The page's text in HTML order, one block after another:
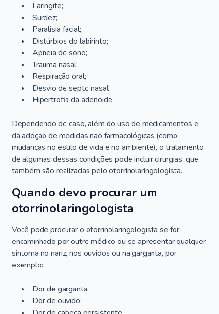
Laringite;
Surdez;
Paralisia facial;
Distúrbios do labirinto;
Apneia do sono;
Trauma nasal;
Respiração oral;
Desvio de septo nasal;
Hipertrofia da adenoide.
Dependendo do caso, além do uso de medicamentos e
da adoção de medidas não farmacológicas (como
mudanças no estilo de vida e no ambiente), o tratamento
de algumas dessas condições pode incluir cirurgias, que
também são realizadas pelo otorrinolaringologista.
Quando devo procurar um
otorrinolaringologista
Você pode procurar o otorrinolaringologista se for
encaminhado por outro médico ou se apresentar qualquer
sintoma no nariz, nos ouvidos ou na garganta, por
exemplo:
Dor de garganta;
Dor de ouvido;